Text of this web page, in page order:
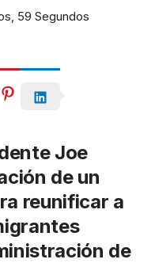
59 Segundos
Joe
de un
reunificar a
de